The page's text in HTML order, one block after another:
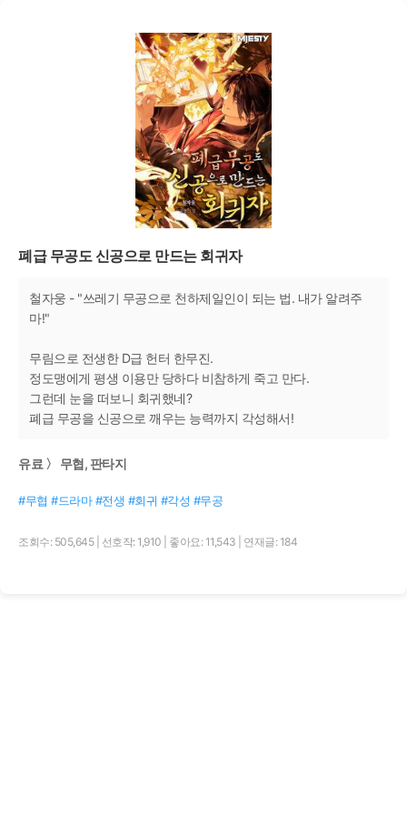
폐급 무공도 신공으로 만드는 회귀자
철자웅 - "쓰레기 무공으로 천하제일인이 되는 법. 내가 알려주
마!"
무림으로 전생한 D급 헌터 한무진.
정도맹에게 평생 이용만 당하다 비참하게 죽고 만다.
그런데 눈을 떠보니 회귀했네?
폐급 무공을 신공으로 깨우는 능력까지 각성해서!
유료 〉 무협, 판타지
#무협 #드라마 #전생 #회귀 #각성 #무공
조회수: 505,645 선호작: 1,910 좋아요: 11,543 연재글: 184